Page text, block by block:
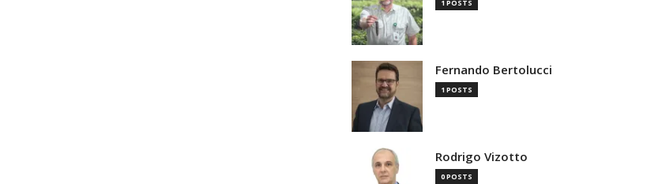
1 POSTS
Fernando Bertolucci
1 POSTS
Rodrigo Vizotto
0 POSTS